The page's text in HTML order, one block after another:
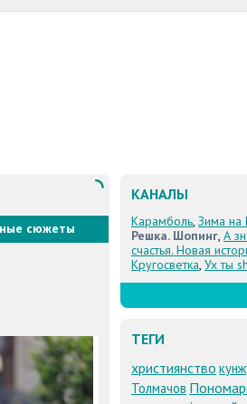
сюжеты
КАНАЛЫ
Карамболь, Зима на
Решка. Шопинг, А
счастья. Новая
Кругосветка, Ух ты
ТЕГИ
християнство
Толмачов